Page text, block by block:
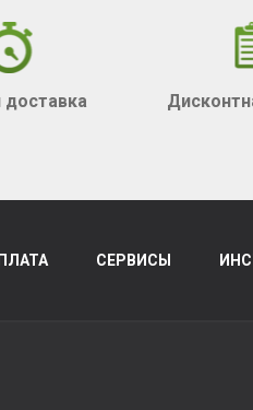
доставка
СЕРВИСЫ